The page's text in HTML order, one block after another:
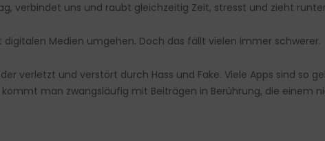
verbindet uns und raubt gleichzeitig Zeit, stresst und zieht
Medien umgehen. Doch das fällt vielen immer schwerer.
verletzt und verstört durch Hass und Fake. Viele Apps sind so
man zwangsläufig mit Beiträgen in Berührung, die einem